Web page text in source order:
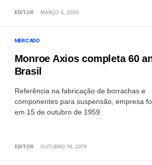
EDITOR MARÇO 5, 2020
MERCADO
Monroe Axios completa 60
Brasil
Referência na fabricação de borrachas e
componentes para suspensão, empresa
em 15 de outubro de 1959
EDITOR OUTUBRO 16, 2019